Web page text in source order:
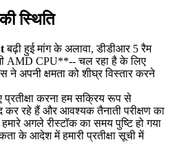
स्थिति
बढ़ी हुई मांग के अलावा, डीडीआर 5 रैम
AMD CPU**-- चल रहा है के लिए
ने अपनी क्षमता को शीघ्र विस्तार करने
करना हम सक्रिय रूप से
कर रहे हैं और आवश्यक तैनाती परीक्षण का
अगले रीस्टॉक का समय पुष्टि हो गया
के आदेश में हमारी प्रतीक्षा सूची में